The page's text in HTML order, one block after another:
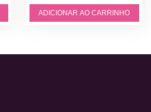
ADICIONAR AO CARRINHO